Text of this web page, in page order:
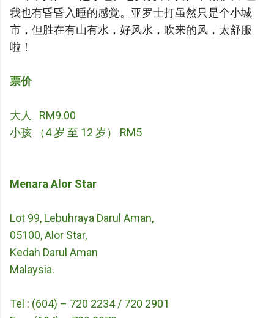
我也有昏昏入睡的感觉。亚罗士打虽然只是个小城
市，但胜在有山有水，好风水，吹来的风，太舒服
啦！
票价
大人 RM9.00
小孩 （4 岁 至 12 岁） RM5
Menara Alor Star
Lot 99, Lebuhraya Darul Aman,
05100, Alor Star,
Kedah Darul Aman
Malaysia.
Tel : (604) – 720 2234 / 720 2901